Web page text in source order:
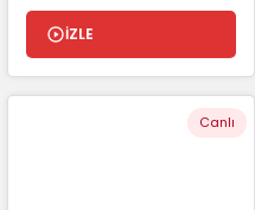
İZLE
Canlı